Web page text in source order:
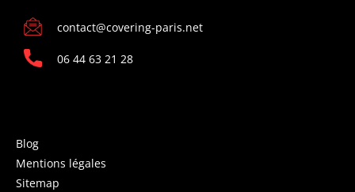
contact@covering-paris.net
06 44 63 21 28
Blog
Mentions légales
Sitemap